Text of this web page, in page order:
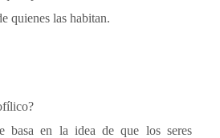
quienes las habitan.
basa en la idea de que los seres